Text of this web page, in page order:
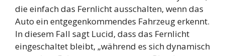
die einfach das Fernlicht ausschalten, wenn das
Auto ein entgegenkommendes Fahrzeug erkennt.
In diesem Fall sagt Lucid, dass das Fernlicht
eingeschaltet bleibt, „während es sich dynamisch